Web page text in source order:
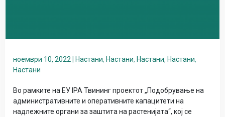
ноември 10, 2022 | Настани, Настани, Настани, Настани,
Настани
Во рамките на ЕУ IPA Твининг проектот „Подобрување на
административните и оперативните капацитети на
надлежните органи за заштита на растенијата“, кој се